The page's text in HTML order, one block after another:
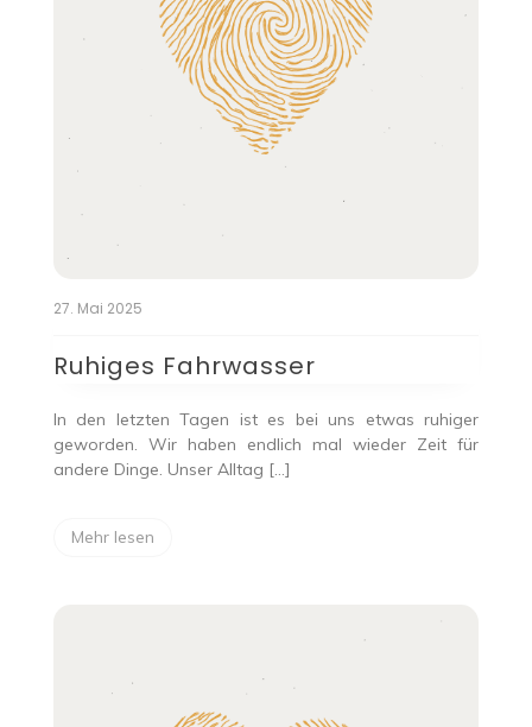
27. Mai 2025
Ruhiges Fahrwasser
In den letzten Tagen ist es bei uns etwas ruhiger
geworden. Wir haben endlich mal wieder Zeit für
andere Dinge. Unser Alltag […]
Mehr lesen